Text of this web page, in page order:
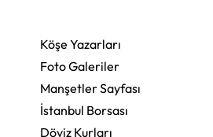
Köşe Yazarları
Foto Galeriler
Manşetler Sayfası
İstanbul Borsası
Döviz Kurları